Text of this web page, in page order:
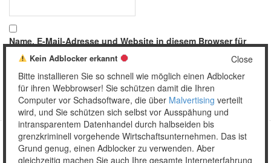
Name, E-Mail-Adresse und Website in diesem Browser für
meinen nächsten Kommentar speichern.
Copyright © 2026 Unser täglich Spam.
Close
Kein Adblocker erkannt
Bitte installieren Sie so schnell wie möglich einen Adblocker
für ihren Webbrowser! Sie schützen damit die Ihren
Computer vor Schadsoftware, die über Malvertising verteilt
wird, und Sie schützen sich selbst vor Ausspähung und
intransparentem Datenhandel durch halbseiden bis
grenzkriminell vorgehende Wirtschaftsunternehmen. Das ist
Grund genug, einen Adblocker zu verwenden. Aber
gleichzeitig machen Sie auch Ihre gesamte Interneterfahrung